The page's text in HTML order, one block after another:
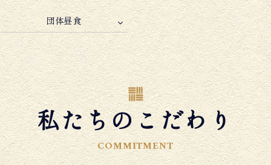
団体昼食
私たちのこだわり
COMMITMENT